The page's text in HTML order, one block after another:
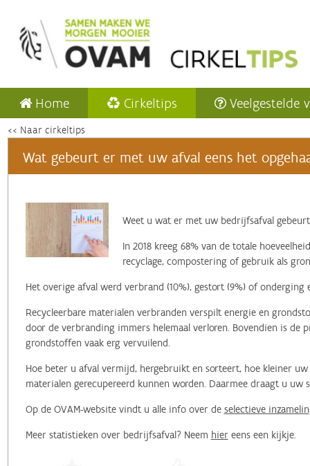
Home Cirkeltips Veelgestelde
<< Naar cirkeltips
Wat gebeurt er met uw afval eens het
‌Weet u wat er met uw bedrijfsafval
In 2018 kreeg 68% van de totale
recyclage, compostering of gebruik als
Het overige afval werd verbrand (10%), gestort (9%) of onderging
Recycleerbare materialen verbranden verspilt energie en
door de verbranding immers helemaal verloren. Bovendien is de
grondstoffen vaak erg vervuilend.
Hoe beter u afval vermijd, hergebruikt en sorteert, hoe kleiner
materialen gerecupereerd kunnen worden. Daarmee draagt u uw
Op de OVAM-website vindt u alle info over de selectieve
Meer statistieken over bedrijfsafval? Neem hiereens een kijkje.